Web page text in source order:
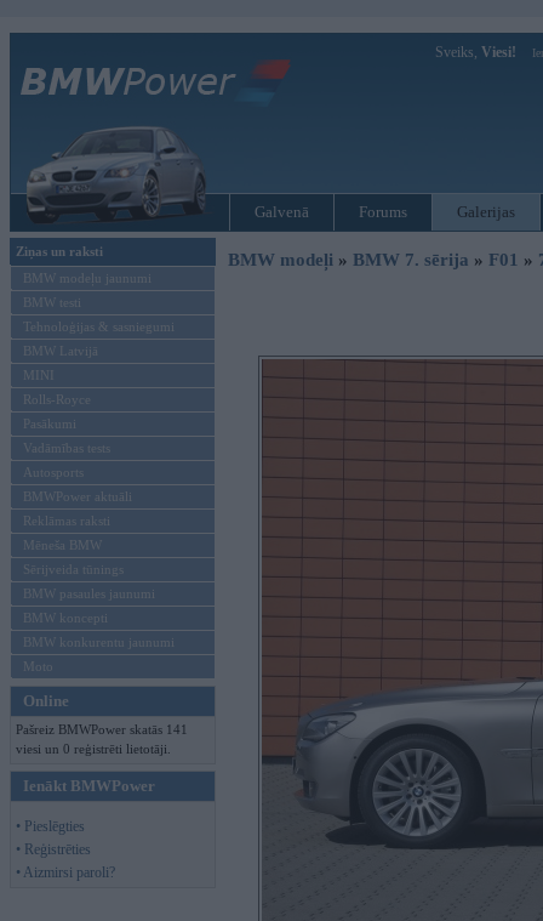
Sveiks, Viesi!
Galvenā Forums Galerijas
Ziņas un raksti
BMW modeļu jaunumi
BMW testi
Tehnoloģijas & sasniegumi
BMW Latvijā
MINI
Rolls-Royce
Pasākumi
Vadāmības tests
Autosports
BMWPower aktuāli
Reklāmas raksti
Mēneša BMW
Sērijveida tūnings
BMW pasaules jaunumi
BMW koncepti
BMW konkurentu jaunumi
Moto
Online
Pašreiz BMWPower skatās 141
viesi un 0 reģistrēti lietotāji.
Ienākt BMWPower
• Pieslēgties
• Reģistrēties
• Aizmirsi paroli?
BMW modeļi » BMW 7. sērija » F01 »